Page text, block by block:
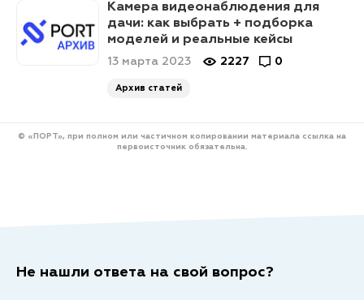
Камера видеонаблюдения для
дачи: как выбрать + подборка
моделей и реальные кейсы
13 марта 2023 2227 0
Архив статей
© «ПОРТ», при полном или частичном копировании материала ссылка на
первоисточник обязательна.
Не нашли ответа на свой вопрос?